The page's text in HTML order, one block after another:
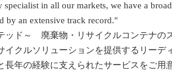
specialist in all our markets, we have a
by an extensive track record."
ド～ 廃棄物・リサイクルコンテナの
イクルソリューションを提供するリーデ
長年の経験に支えられたサービスをご用